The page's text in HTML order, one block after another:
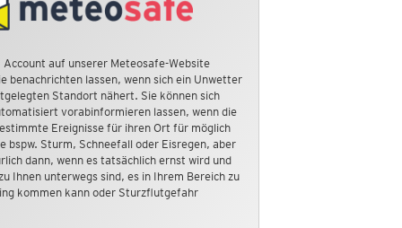
Account auf unserer Meteosafe-Website
benachrichten lassen, wenn sich ein Unwetter
Standort nähert. Sie können sich
vorabinformieren lassen, wenn die
Ereignisse für ihren Ort für möglich
bspw. Sturm, Schneefall oder Eisregen, aber
dann, wenn es tatsächlich ernst wird und
Ihnen unterwegs sind, es in Ihrem Bereich zu
kommen kann oder Sturzflutgefahr